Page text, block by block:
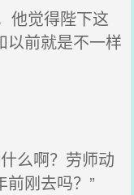
他觉得陛下这
以前就是不一样
么啊？劳师动
刚去吗？”